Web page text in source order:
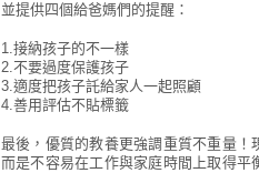
並提供四個給爸媽們的提醒：
1.接納孩子的不一樣
2.不要過度保護孩子
3.適度把孩子託給家人一起照顧
4.善用評估不貼標籤
最後，優質的教養更強調重質不重量
而是不容易在工作與家庭時間上取得